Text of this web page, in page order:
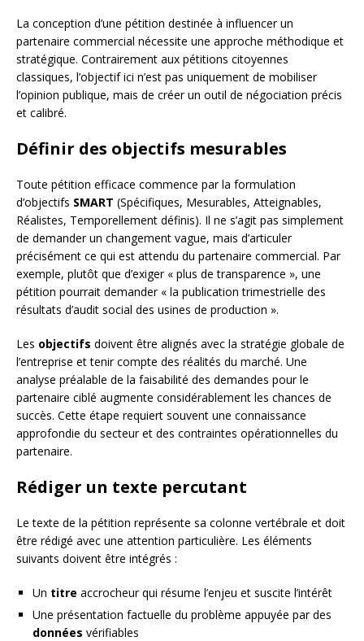
La conception d’une pétition destinée à influencer un
partenaire commercial nécessite une approche méthodique et
stratégique. Contrairement aux pétitions citoyennes
classiques, l’objectif ici n’est pas uniquement de mobiliser
l’opinion publique, mais de créer un outil de négociation précis
et calibré.
Définir des objectifs mesurables
Toute pétition efficace commence par la formulation
d’objectifs SMART (Spécifiques, Mesurables, Atteignables,
Réalistes, Temporellement définis). Il ne s’agit pas simplement
de demander un changement vague, mais d’articuler
précisément ce qui est attendu du partenaire commercial. Par
exemple, plutôt que d’exiger « plus de transparence », une
pétition pourrait demander « la publication trimestrielle des
résultats d’audit social des usines de production ».
Les objectifs doivent être alignés avec la stratégie globale de
l’entreprise et tenir compte des réalités du marché. Une
analyse préalable de la faisabilité des demandes pour le
partenaire ciblé augmente considérablement les chances de
succès. Cette étape requiert souvent une connaissance
approfondie du secteur et des contraintes opérationnelles du
partenaire.
Rédiger un texte percutant
Le texte de la pétition représente sa colonne vertébrale et doit
être rédigé avec une attention particulière. Les éléments
suivants doivent être intégrés :
Un titre accrocheur qui résume l’enjeu et suscite l’intérêt
Une présentation factuelle du problème appuyée par des
données vérifiables